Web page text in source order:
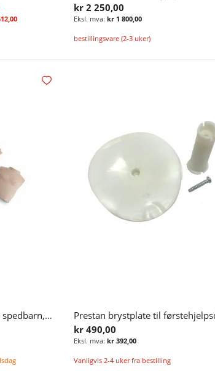
Legg i handlekurv
kr 2 250,00
kr 1 800,00
bestillingsvare (2-3 uker)
Prestan førstehelpsdukke spedbarn, brysthud, 4 stk. (reservedel)
Legg i handlekurv
Legg i ønskelisten
kr 490,00
kr 392,00
Vanligvis 2-4 uker fra bestilling